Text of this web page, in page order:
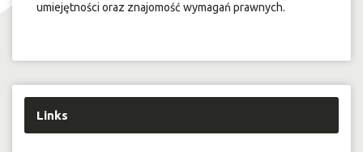
umiejętności oraz znajomość wymagań prawnych.
Links